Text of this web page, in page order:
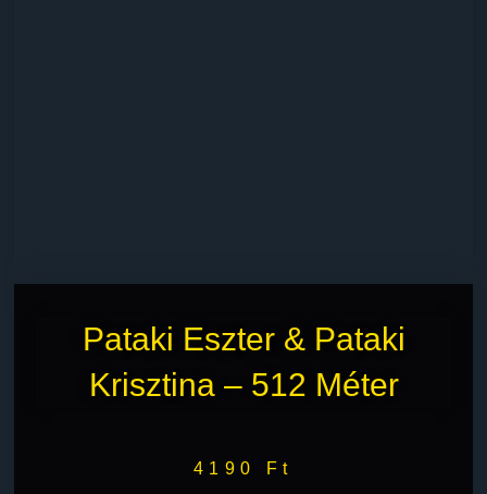
Pataki Eszter & Pataki
Krisztina – 512 Méter
4190 Ft